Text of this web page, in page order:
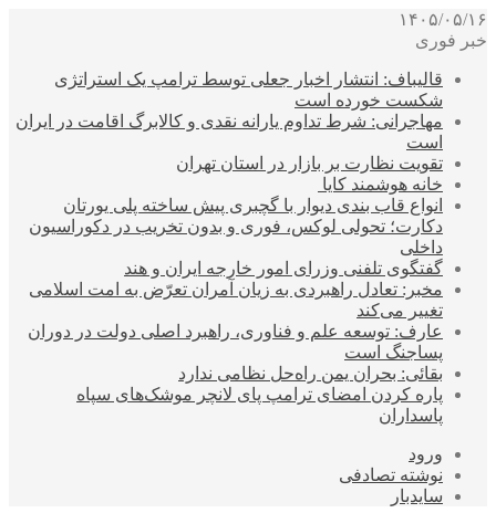
۱۴۰۵/۰۵/۱۶
خبر فوری
قالیباف: انتشار اخبار جعلی توسط ترامپ یک استراتژی
شکست خورده است
مهاجرانی: شرط تداوم یارانه نقدی و کالابرگ اقامت در ایران
است
تقویت نظارت بر بازار در استان تهران
خانه هوشمند کایا
انواع قاب بندی دیوار با گچبری پیش ساخته پلی یورتان
دکارت؛ تحولی لوکس، فوری و بدون تخریب در دکوراسیون
داخلی
گفتگوی تلفنی وزرای امور خارجه ایران و هند
مخبر: تعادل راهبردی به زیان آمران تعرّض به امت اسلامی
تغییر می‌کند
عارف: توسعه علم و فناوری، راهبرد اصلی دولت در دوران
پساجنگ است
بقائی: بحران یمن راه‌حل نظامی ندارد
پاره کردن امضای ترامپ پای لانچر موشک‌های سپاه
پاسداران
ورود
نوشته تصادفی
سایدبار